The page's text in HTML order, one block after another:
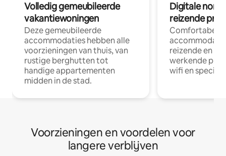
Volledig gemeubileerde
vakantiewoningen
Deze gemeubileerde
accommodaties hebben alle
voorzieningen van thuis, van
rustige berghutten tot
handige appartementen
midden in de stad.
Digitale
reizende
Comfortabele
reizende en
werkende
wifi en
Voorzieningen en voordelen voor
langere verblijven